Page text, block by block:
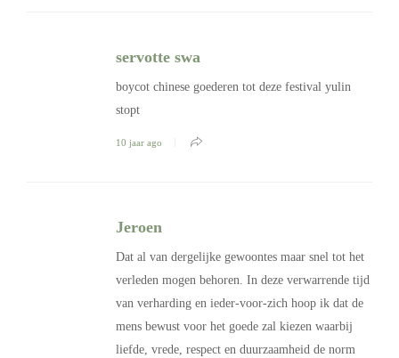
servotte swa
boycot chinese goederen tot deze festival yulin
stopt
10 jaar ago
Jeroen
Dat al van dergelijke gewoontes maar snel tot het
verleden mogen behoren. In deze verwarrende tijd
van verharding en ieder-voor-zich hoop ik dat de
mens bewust voor het goede zal kiezen waarbij
liefde, vrede, respect en duurzaamheid de norm